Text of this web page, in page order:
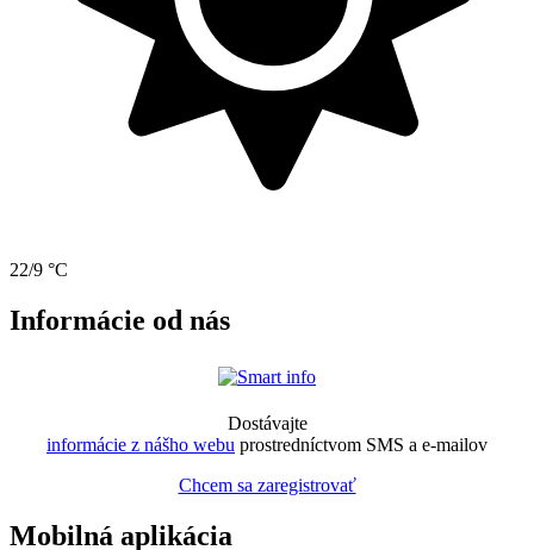
22/9 °C
Informácie od nás
Dostávajte
informácie z nášho webu prostredníctvom SMS a e-mailov
Chcem sa zaregistrovať
Mobilná aplikácia